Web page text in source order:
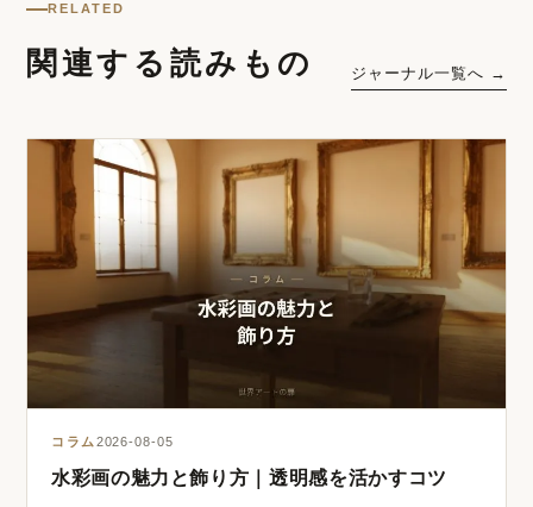
RELATED
関連する読みもの ジャーナル一覧へ →
コラム 2026-08-05
水彩画の魅力と飾り方｜透明感を活かすコツ